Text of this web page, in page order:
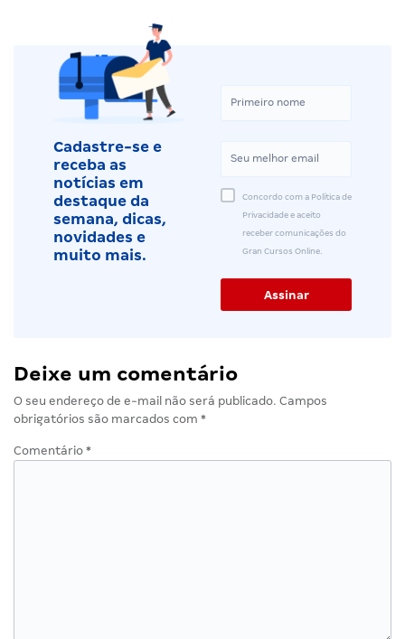
Cadastre-se e
receba as
notícias em
destaque da
semana, dicas,
novidades e
muito mais.
Concordo com a Política de
Privacidade e aceito
receber comunicações do
Gran Cursos Online.
Deixe um comentário
O seu endereço de e-mail não será publicado. Campos
obrigatórios são marcados com *
Comentário *